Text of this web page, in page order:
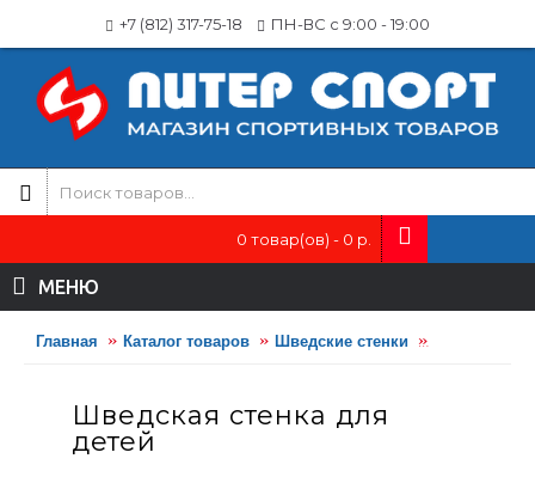
+7 (812) 317-75-18 ПН-ВС с 9:00 - 19:00
0 товар(ов) - 0 р.
МЕНЮ
Главная Каталог товаров Шведские стенки
Шведская стенка для
детей